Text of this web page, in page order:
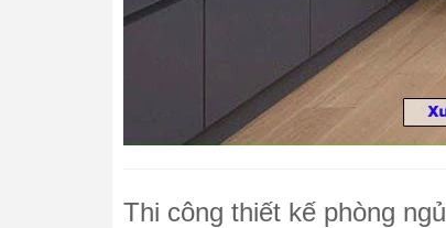
Thi công thiết kế phòng ngủ